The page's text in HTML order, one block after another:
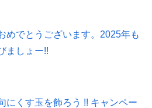
めでとうございます。2025年も
ましょー!!
にくす玉を飾ろう !! キャンペー